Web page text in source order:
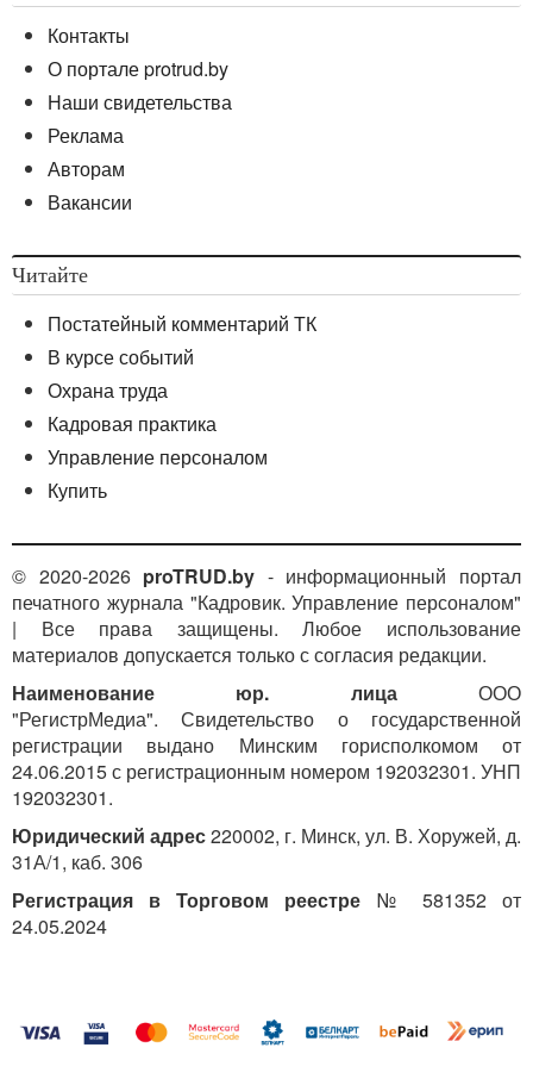
Контакты
О портале protrud.by
Наши свидетельства
Реклама
Авторам
Вакансии
Читайте
Постатейный комментарий ТК
В курсе событий
Охрана труда
Кадровая практика
Управление персоналом
Купить
© 2020-2026 proTRUD.by - информационный портал
печатного журнала "Кадровик. Управление персоналом"
| Все права защищены. Любое использование
материалов допускается только с согласия редакции.
Наименование юр. лицаООО
"РегистрМедиа". Свидетельство о государственной
регистрации выдано Минским горисполкомом от
24.06.2015 с регистрационным номером 192032301. УНП
192032301.
Юридический адрес220002, г. Минск, ул. В. Хоружей, д.
31А/1, каб. 306
Регистрация в Торговом реестре № 581352 от
24.05.2024